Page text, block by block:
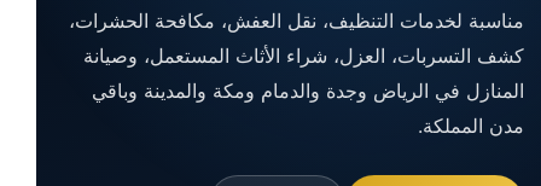
مناسبة لخدمات التنظيف، نقل العفش، مكافحة الحشرات،
كشف التسربات، العزل، شراء الأثاث المستعمل، وصيانة
المنازل في الرياض وجدة والدمام ومكة والمدينة وباقي
مدن المملكة.